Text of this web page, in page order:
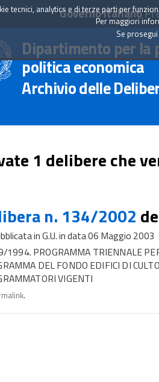
Governo Italiano
Dipartimento per la
politica economica
Archivio delle
1 delibere che
n. 134/2002
in G.U. in data 06 Maggio 2003
1994. PROGRAMMA TRIENNALE
DEL FONDO EDIFICI DI
VIGENTI
.
tecnici, analytics e di terze parti per
Per maggiori
Se